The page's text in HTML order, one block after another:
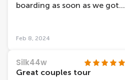
boarding as soon as we got
weren’t so busy. We took a
Maybe evening cruises would
be better in warmer months
Feb 8, 2024
Silk44w
Great couples tour